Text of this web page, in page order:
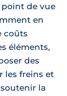
de vue
en
coûts
éléments,
des
les freins et
la